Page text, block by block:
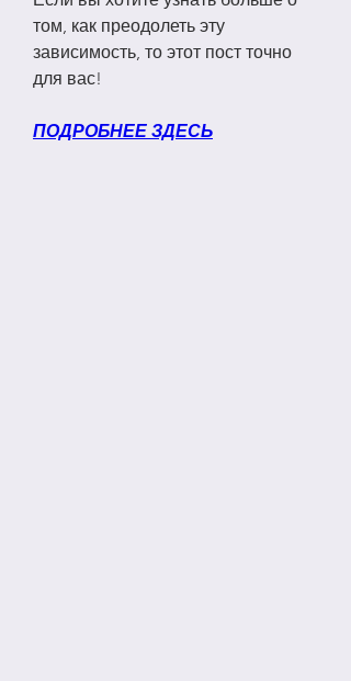
том, как преодолеть эту
зависимость, то этот пост точно
для вас!
ПОДРОБНЕЕ ЗДЕСЬ